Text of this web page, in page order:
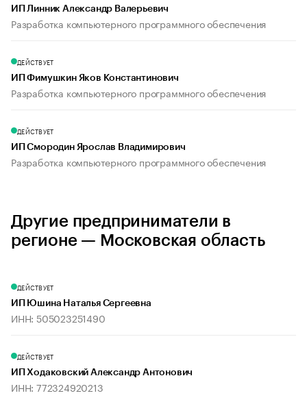
ИП Линник Александр Валерьевич
Разработка компьютерного программного обеспечения
ДЕЙСТВУЕТ
ИП Фимушкин Яков Константинович
Разработка компьютерного программного обеспечения
ДЕЙСТВУЕТ
ИП Смородин Ярослав Владимирович
Разработка компьютерного программного обеспечения
Другие предприниматели в
регионе — Московская область
ДЕЙСТВУЕТ
ИП Юшина Наталья Сергеевна
ИНН: 505023251490
ДЕЙСТВУЕТ
ИП Ходаковский Александр Антонович
ИНН: 772324920213